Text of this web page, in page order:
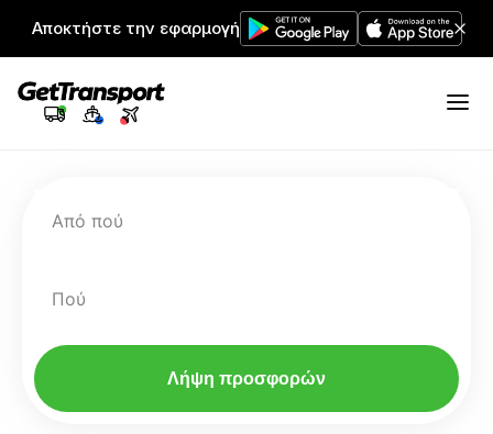
Αποκτήστε την εφαρμογή
Από πού
Πού
Λήψη προσφορών